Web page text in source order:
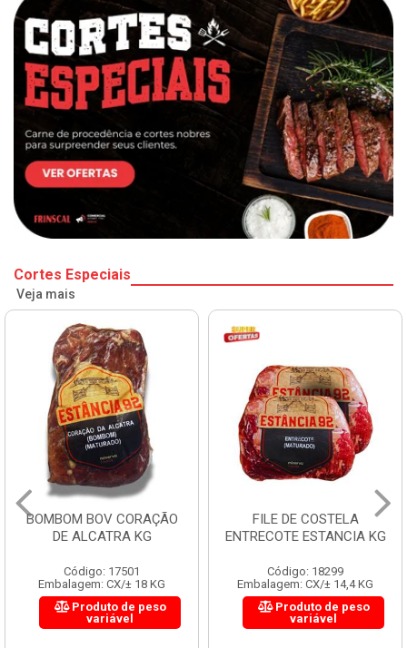
Cortes Especiais
Veja mais
BOMBOM BOV CORAÇÃO
DE ALCATRA KG
Código: 17501
Embalagem: CX/± 18 KG
Produto de peso
variável
FILE DE COSTELA
ENTRECOTE ESTANCIA KG
Código: 18299
Embalagem: CX/± 14,4 KG
Produto de peso
variável